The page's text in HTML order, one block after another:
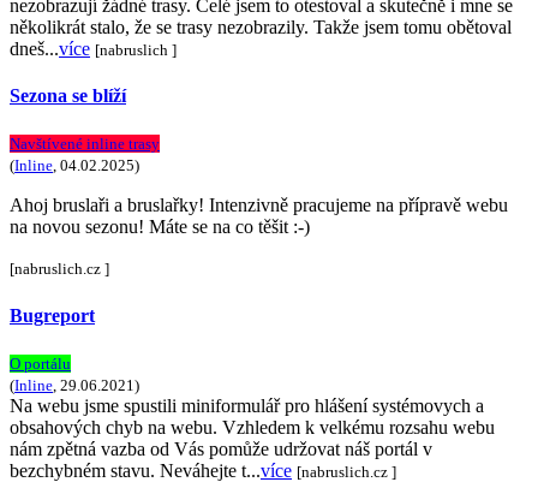
nezobrazují žádné trasy. Celé jsem to otestoval a skutečně i mne se
několikrát stalo, že se trasy nezobrazily. Takže jsem tomu obětoval
dneš...více [nabruslich ]
Sezona se blíží
Navštívené inline trasy
(Inline, 04.02.2025)
Ahoj bruslaři a bruslařky! Intenzivně pracujeme na přípravě webu
na novou sezonu! Máte se na co těšit :-)
[nabruslich.cz ]
Bugreport
O portálu
(Inline , 29.06.2021)
Na webu jsme spustili miniformulář pro hlášení systémovych a
obsahových chyb na webu. Vzhledem k velkému rozsahu webu
nám zpětná vazba od Vás pomůže udržovat náš portál v
bezchybném stavu. Neváhejte t...více [nabruslich.cz ]